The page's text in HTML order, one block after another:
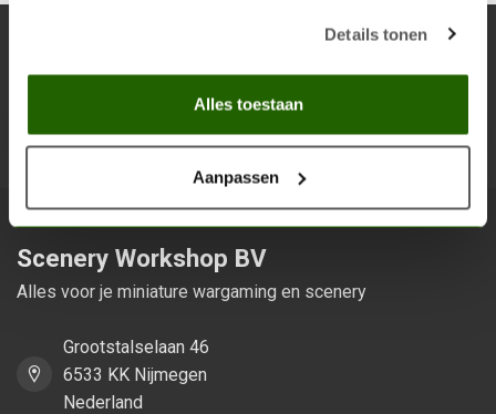
Details tonen
Alles toestaan
Aanpassen
Blijf op de hoogte over onze laatste acties
Scenery Workshop BV
Alles voor je miniature wargaming en scenery
Grootstalselaan 46
6533 KK Nijmegen
Nederland